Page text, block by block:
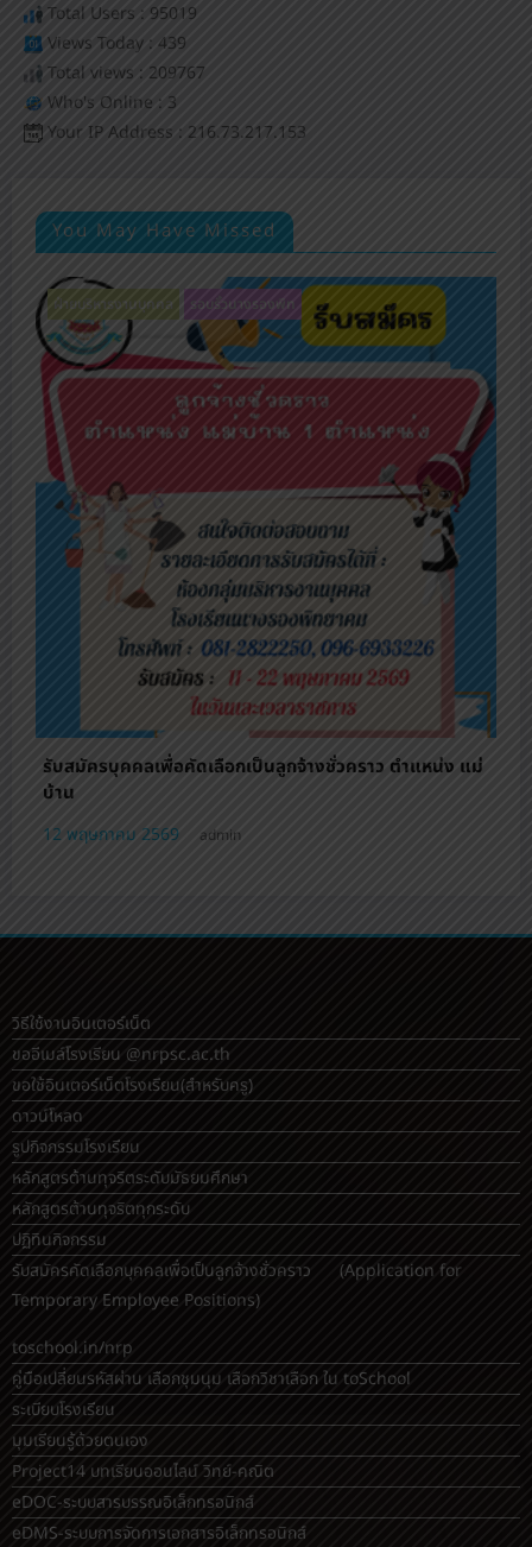
Total Users : 95019
Views Today : 439
Total views : 209767
Who's Online : 3
Your IP Address : 216.73.217.153
You May Have Missed
ฝ่ายบริหารงานบุคคล รอบรั้วนางรองพิท
รับสมัครบุคคลเพื่อคัดเลือกเป็นลูกจ้างชั่วคราว ตําแหน่ง แม่
บ้าน
12 พฤษภาคม 2569 admin
วิธีใช้งานอินเตอร์เน็ต
ขออีเมล์โรงเรียน @nrpsc.ac.th
ขอใช้อินเตอร์เน็ตโรงเรียน(สำหรับครู)
ดาวน์โหลด
รูปกิจกรรมโรงเรียน
หลักสูตรต้านทุจริตระดับมัธยมศึกษา
หลักสูตรต้านทุจริตทุกระดับ
ปฏิทินกิจกรรม
รับสมัครคัดเลือกบุคคลเพื่อเป็นลูกจ้างชั่วคราว (Application for
Temporary Employee Positions)
toschool.in/nrp
คู่มือเปลี่ยนรหัสผ่าน เลือกชุมนุม เลือกวิชาเลือก ใน toSchool
ระเบียบโรงเรียน
มุมเรียนรู้ด้วยตนเอง
Project14 บทเรียนออนไลน์ วิทย์-คณิต
eDOC-ระบบสารบรรณอิเล็กทรอนิกส์
eDMS-ระบบการจัดการเอกสารอิเล็กทรอนิกส์